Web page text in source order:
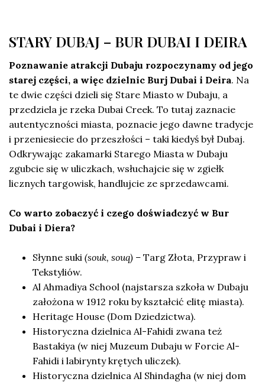
STARY DUBAJ – BUR DUBAI I DEIRA
Poznawanie atrakcji Dubaju rozpoczynamy od jego
starej części, a więc dzielnic Burj Dubai i Deira. Na
te dwie części dzieli się Stare Miasto w Dubaju, a
przedziela je rzeka Dubai Creek. To tutaj zaznacie
autentyczności miasta, poznacie jego dawne tradycje
i przeniesiecie do przeszłości – taki kiedyś był Dubaj.
Odkrywając zakamarki Starego Miasta w Dubaju
zgubcie się w uliczkach, wsłuchajcie się w zgiełk
licznych targowisk, handlujcie ze sprzedawcami.
Co warto zobaczyć i czego doświadczyć w Bur
Dubai i Diera?
Słynne suki (souk, souq) – Targ Złota, Przypraw i
Tekstyliów.
Al Ahmadiya School (najstarsza szkoła w Dubaju
założona w 1912 roku by kształcić elitę miasta).
Heritage House (Dom Dziedzictwa).
Historyczna dzielnica Al-Fahidi zwana też
Bastakiya (w niej Muzeum Dubaju w Forcie Al-
Fahidi i labirynty krętych uliczek).
Historyczna dzielnica Al Shindagha (w niej dom